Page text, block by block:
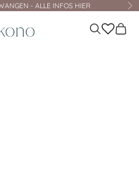
- ALLE INFOS HIER
Suche öffnen